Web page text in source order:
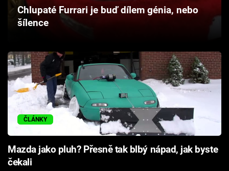
Pořady
Sledujte prima+
Přihlášení
Chlupaté Furrari je buď dílem génia, nebo
šílence
ČLÁNKY
Mazda jako pluh? Přesně tak blbý nápad, jak byste
čekali